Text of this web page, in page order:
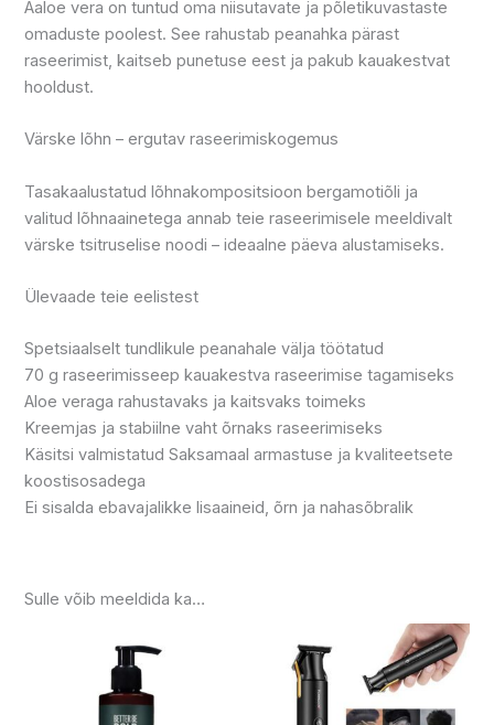
Aaloe vera on tuntud oma niisutavate ja põletikuvastaste
omaduste poolest. See rahustab peanahka pärast
raseerimist, kaitseb punetuse eest ja pakub kauakestvat
hooldust.
Värske lõhn – ergutav raseerimiskogemus
Tasakaalustatud lõhnakompositsioon bergamotiõli ja
valitud lõhnaainetega annab teie raseerimisele meeldivalt
värske tsitruselise noodi – ideaalne päeva alustamiseks.
Ülevaade teie eelistest
Spetsiaalselt tundlikule peanahale välja töötatud
70 g raseerimisseep kauakestva raseerimise tagamiseks
Aloe veraga rahustavaks ja kaitsvaks toimeks
Kreemjas ja stabiilne vaht õrnaks raseerimiseks
Käsitsi valmistatud Saksamaal armastuse ja kvaliteetsete
koostisosadega
Ei sisalda ebavajalikke lisaaineid, õrn ja nahasõbralik
Sulle võib meeldida ka…